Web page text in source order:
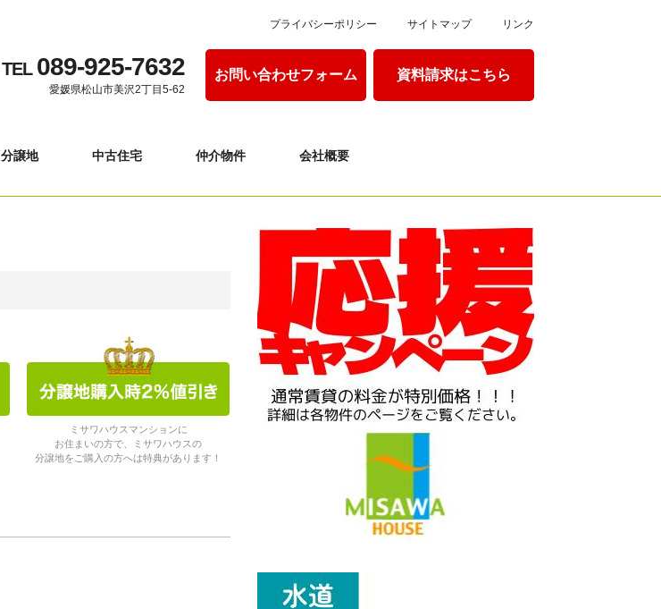
プライバシーポリシー サイトマップ リンク
TEL 089-925-7632
愛媛県松山市美沢2丁目5-62
お問い合わせフォーム 資料請求はこちら
分譲地 中古住宅 仲介物件 会社概要
ミサワハウスマンションに
お住まいの方で、ミサワハウスの
分譲地をご購入の方へは特典があります！